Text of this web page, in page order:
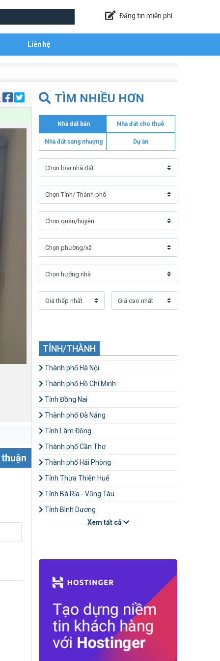
Đăng tin miễn phí
Liên hệ
TÌM NHIỀU HƠN
Nhà đất bán Nhà đất cho thuê
Nhà đất sang nhượng Dự án
TỈNH/THÀNH
Thành phố Hà Nội
Thành phố Hồ Chí Minh
Tỉnh Đồng Nai
Thành phố Đà Nẵng
Tỉnh Lâm Đồng
Thành phố Cần Thơ
Thành phố Hải Phòng
Tỉnh Thừa Thiên Huế
Tỉnh Bà Rịa - Vũng Tàu
Tỉnh Bình Dương
Xem tất cả